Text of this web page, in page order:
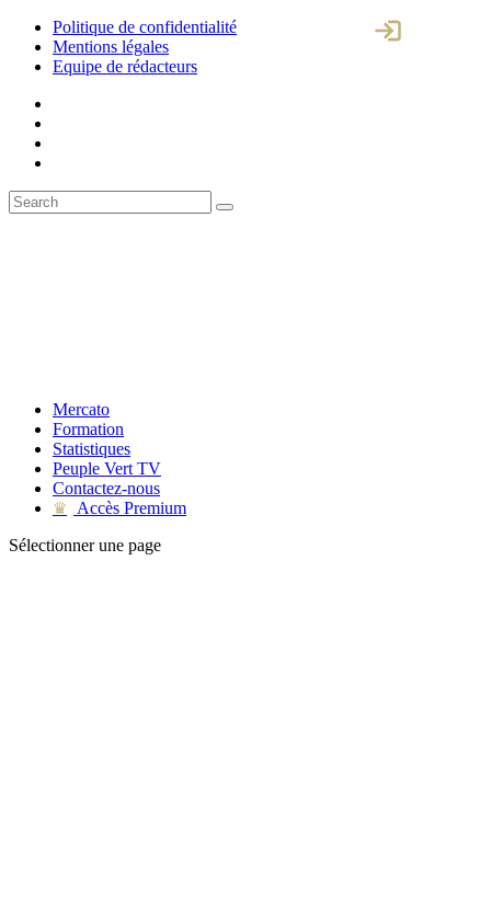
Politique de confidentialité
Mentions légales
Equipe de rédacteurs
Mercato
Formation
Statistiques
Peuple Vert TV
Contactez-nous
♛
Accès Premium
Sélectionner une page